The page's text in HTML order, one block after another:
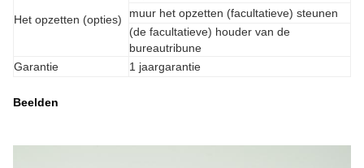
Het opzetten (opties)
muur het opzetten (facultatieve) steunen
(de facultatieve) houder van de
bureautribune
Garantie
1 jaargarantie
Beelden